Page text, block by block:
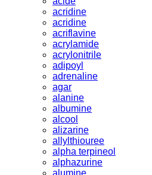
acridine
acridine
acriflavine
acrylamide
acrylonitrile
adipoyl
adrenaline
agar
alanine
albumine
alcool
alizarine
allylthiouree
alpha terpineol
alphazurine
alumine